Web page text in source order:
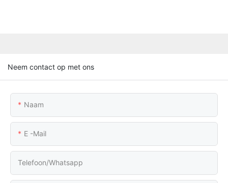
Neem contact op met ons
Naam
E -mail
Telefoon/whatsapp